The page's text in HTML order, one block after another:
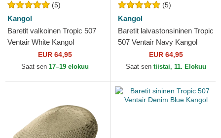
(5)
Kangol
Baretit valkoinen Tropic 507
Ventair White Kangol
EUR 64,95
Saat sen 17–19 elokuu
(5)
Kangol
Baretit laivastonsininen Tropic
507 Ventair Navy Kangol
EUR 64,95
Saat sen tiistai, 11. Elokuu